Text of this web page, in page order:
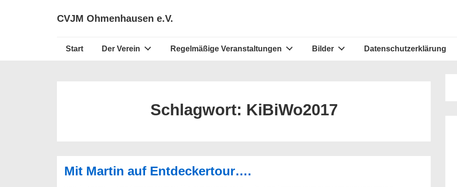
CVJM Ohmenhausen e.V.
Start Der Verein Regelmäßige Veranstaltungen Bilder Datenschutzerklärung
Schlagwort: KiBiWo2017
Mit Martin auf Entdeckertour….